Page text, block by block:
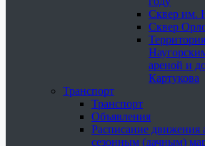
Сквер им.
Сквер
ареной и
Картукова
Транспорт
Транспорт
Объявления
Расписание движения
сезонным (дачным)